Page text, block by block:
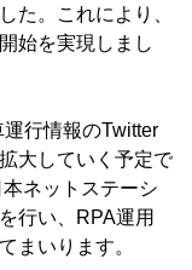
た。これにより、
始を実現しまし
行情報のTwitter
大していく予定で
ネットステーシ
行い、RPA運用
まいります。